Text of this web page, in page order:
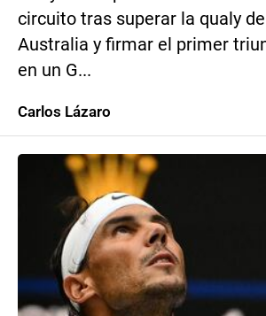
circuito tras superar la qualy
Australia y firmar el primer
en un G...
Carlos Lázaro